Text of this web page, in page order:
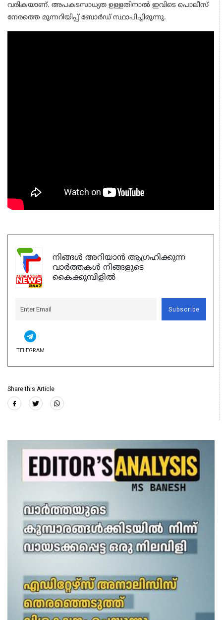
വരികയാണ്. അപകടസാധ്യത ഉള്ളതിനാൽ ഇവിടെ പൊലീസ്
നേരത്തെ മുന്നറിയിപ്പ് ബോർഡ് സ്ഥാപിച്ചിരുന്നു.
നിങ്ങൾ അറിയാൻ ആഗ്രഹിക്കുന്ന
വാർത്തകൾ നിങ്ങളുടെ
കൈക്കുമ്പിളിൽ
Subscribe
TELEGRAM
Share this Article